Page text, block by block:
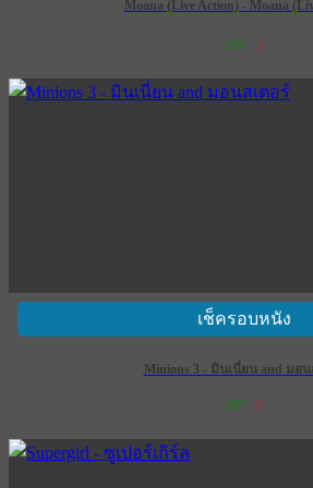
Moana (Live Action) - Moana
161 3
เช็ครอบหนัง
Minions 3 - มินเนี่ยน and มอน
207 6